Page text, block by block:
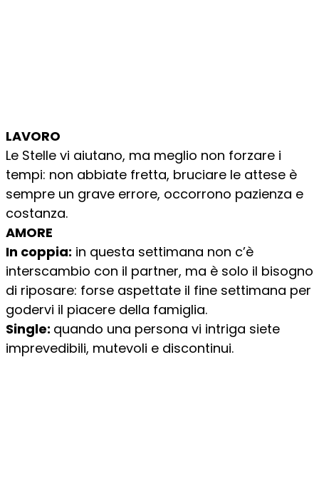
LAVORO
Le Stelle vi aiutano, ma meglio non forzare i
tempi: non abbiate fretta, bruciare le attese è
sempre un grave errore, occorrono pazienza e
costanza.
AMORE
In coppia: in questa settimana non c’è
interscambio con il partner, ma è solo il bisogno
di riposare: forse aspettate il fine settimana per
godervi il piacere della famiglia.
Single: quando una persona vi intriga siete
imprevedibili, mutevoli e discontinui.